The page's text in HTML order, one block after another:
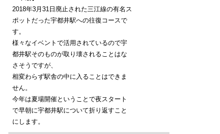
2018年3月31日廃止された三江線の有名ス
ポットだった宇都井駅への往復コースで
す。
様々なイベントで活用されているので宇
都井駅そのものが取り壊されることはな
さそうですが、
相変わらず駅舎の中に入ることはできま
せん。
今年は夏場開催ということで夜スタート
で早朝に宇都井駅について折り返すこと
にします。